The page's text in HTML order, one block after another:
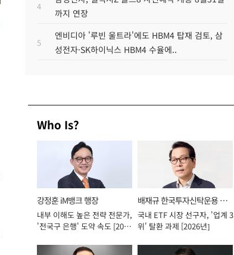
4
까지 연장
5
엔비디아 '루빈 울트라'에도 HBM4 탑재 검토, 삼
성전자·SK하이닉스 HBM4 수율에..
Who Is?
강정훈 iM뱅크 행장
내부 이해도 높은 전략 전문가,
'전국구 은행' 도약 속도 [2026
배재규 한국투자신탁운용 대
표이사 사장
국내 ETF 시장 선구자, '업계 3
위' 탈환 과제 [2026년]